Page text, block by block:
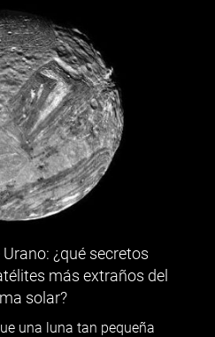
¿qué secretos
más extraños del
solar?
una luna tan pequeña